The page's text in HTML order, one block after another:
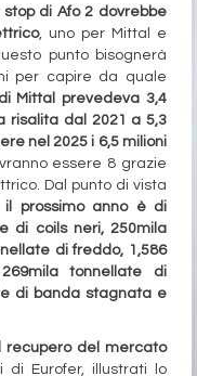
stop di Afo 2 dovrebbe
, uno per Mittal e
punto bisognerà
per capire da quale
Mittal prevedeva 3,4
risalita dal 2021 a 5,3
nel 2025 i 6,5 milioni
essere 8 grazie
Dal punto di vista
il prossimo anno è di
di coils neri, 250mila
di freddo, 1,586
tonnellate di
di banda stagnata e
recupero del mercato
Eurofer, illustrati lo